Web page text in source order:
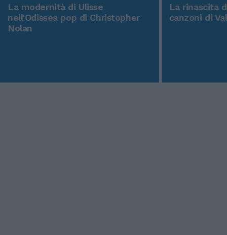
La modernità di Ulisse
nell'Odissea pop di Christopher
Nolan
La rinascita
canzoni di